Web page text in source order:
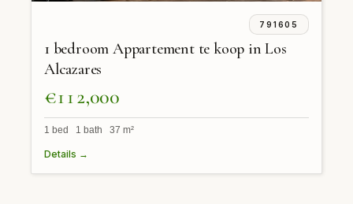
791605
1 bedroom Appartement te koop in Los
Alcazares
€112,000
1 bed 1 bath 37 m²
Details →